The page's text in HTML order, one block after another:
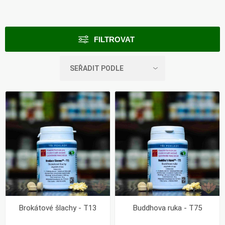
FILTROVAT
Brokátové šlachy - T13 Buddhova ruka - T75